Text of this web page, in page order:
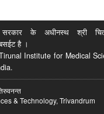
के अधीनस्थ श्री
है ।
Institute for Medical
& Technology, Trivandrum